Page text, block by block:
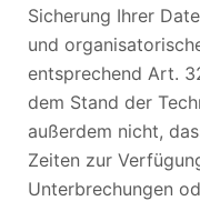
Sicherung Ihrer
und
entsprechend Art.
dem Stand der
außerdem nicht,
Zeiten zur
Unterbrechungen